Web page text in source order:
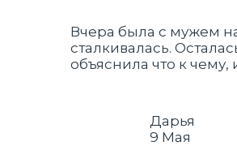
Вчера была с мужем
сталкивалась.
объяснила что к
Дарья
9 Мая